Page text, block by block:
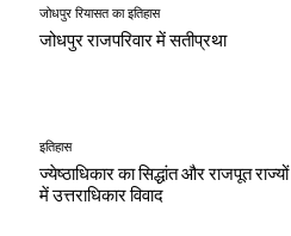
जोधपुर रियासत का इतिहास
जोधपुर राजपरिवार में सतीप्रथा
इतिहास
ज्येष्ठाधिकार का सिद्धांत और राजपूत राज्यों
में उत्तराधिकार विवाद